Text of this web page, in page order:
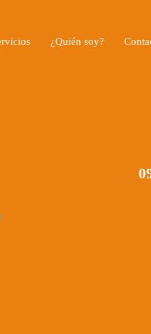
¿Quién soy?